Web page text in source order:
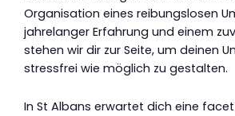
Organisation eines reibungslosen
jahrelanger Erfahrung und einem
stehen wir dir zur Seite, um deinen
stressfrei wie möglich zu gestalten.
In St Albans erwartet dich eine